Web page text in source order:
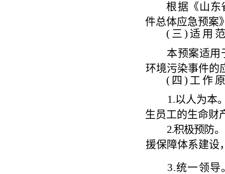
根据《山东
件总体应急预案
( 三 ) 适用
本预案适用
环境污染事件的
( 四 ) 工作
1.以人为本
生员工的生命财
2.积极预防
援保障体系建设
3.统一领导